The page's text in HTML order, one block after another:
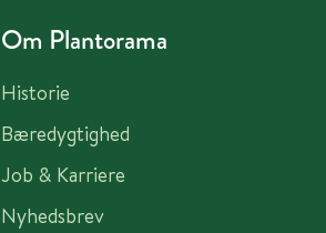
Om Plantorama
Historie
Bæredygtighed
Job & Karriere
Nyhedsbrev